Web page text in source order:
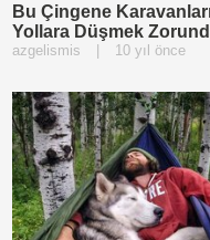
Bu Çingene
Yollara Düşmek
azgelismis 10 yıl önce